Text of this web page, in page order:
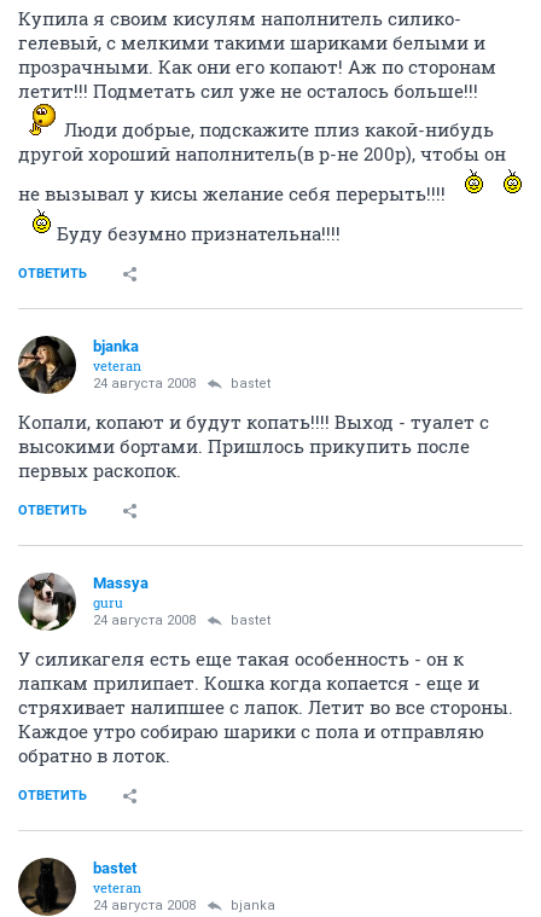
Купила я своим кисулям наполнитель силико-
гелевый, с мелкими такими шариками белыми и
прозрачными. Как они его копают! Аж по сторонам
летит!!! Подметать сил уже не осталось больше!!!
Люди добрые, подскажите плиз какой-нибудь
другой хороший наполнитель(в р-не 200р), чтобы он
не вызывал у кисы желание себя перерыть!!!!
Буду безумно признательна!!!!
ОТВЕТИТЬ
bjanka
veteran
24 августа 2008 bastet
Копали, копают и будут копать!!!! Выход - туалет с
высокими бортами. Пришлось прикупить после
первых раскопок.
ОТВЕТИТЬ
Massya
guru
24 августа 2008 bastet
У силикагеля есть еще такая особенность - он к
лапкам прилипает. Кошка когда копается - еще и
стряхивает налипшее с лапок. Летит во все стороны.
Каждое утро собираю шарики с пола и отправляю
обратно в лоток.
ОТВЕТИТЬ
bastet
veteran
24 августа 2008 bjanka